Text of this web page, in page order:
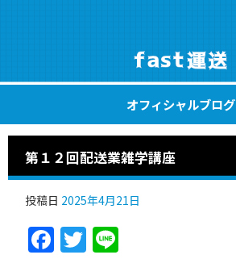
オフィシャルブログ
第１２回配送業雑学講座
投稿日 2025年4月21日
Facebook
Twitter